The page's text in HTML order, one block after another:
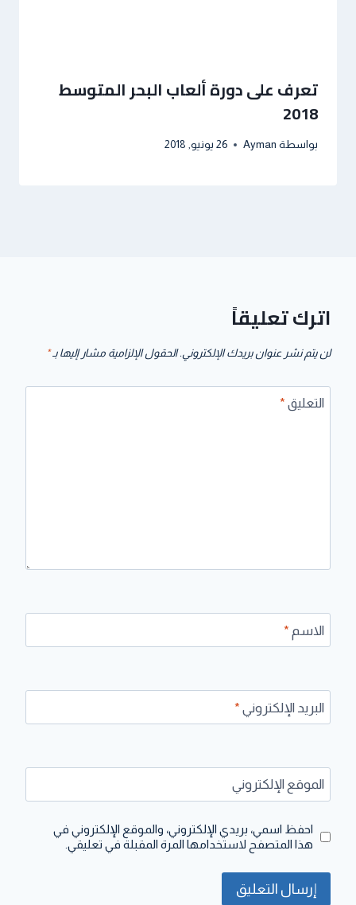
تعرف على دورة ألعاب البحر المتوسط
2018
بواسطة Ayman 26 يونيو, 2018
اترك تعليقاً
لن يتم نشر عنوان بريدك الإلكتروني. الحقول الإلزامية مشار إليها بـ*
التعليق *
الاسم *
البريد الإلكتروني *
الموقع الإلكتروني
احفظ اسمي، بريدي الإلكتروني، والموقع الإلكتروني في
هذا المتصفح لاستخدامها المرة المقبلة في تعليقي.